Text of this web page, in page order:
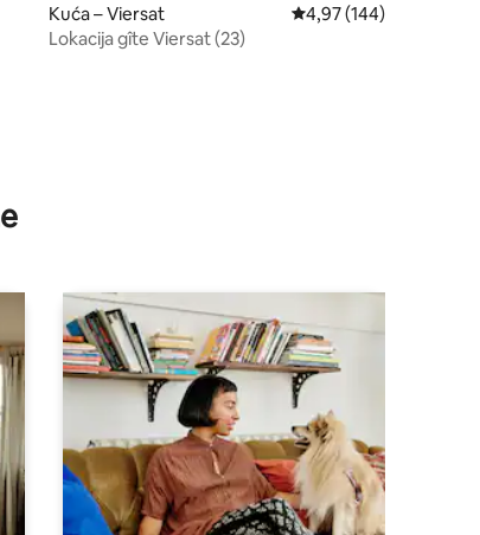
Kuća – Viersat Prosječna ocjena:
4,97 (144)
Lokacija gîte Viersat (23)